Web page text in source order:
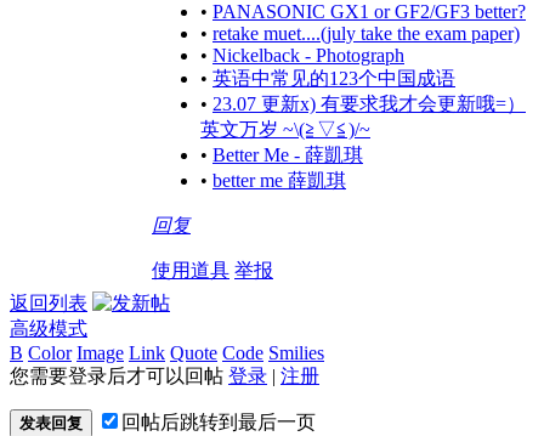
• PANASONIC GX1 or GF2/GF3 better?
• retake muet....(july take the exam paper)
• Nickelback - Photograph
• 英语中常见的123个中国成语
• 23.07 更新x) 有要求我才会更新哦=）
英文万岁 ~\(≧▽≦)/~
• Better Me - 薛凱琪
• better me 薛凱琪
回复
使用道具 举报
返回列表
高级模式
B Color Image Link Quote Code Smilies
您需要登录后才可以回帖 登录 | 注册
发表回复 回帖后跳转到最后一页